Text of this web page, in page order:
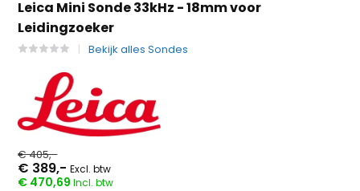
Leica Mini Sonde 33kHz - 18mm voor
Leidingzoeker
Bekijk alles Sondes
€ 405,-
€ 389,-Excl. btw
€ 470,69Incl. btw